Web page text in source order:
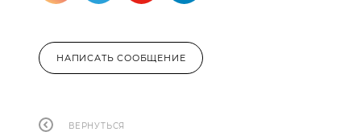
НАПИСАТЬ СООБЩЕНИЕ
ВЕРНУТЬСЯ